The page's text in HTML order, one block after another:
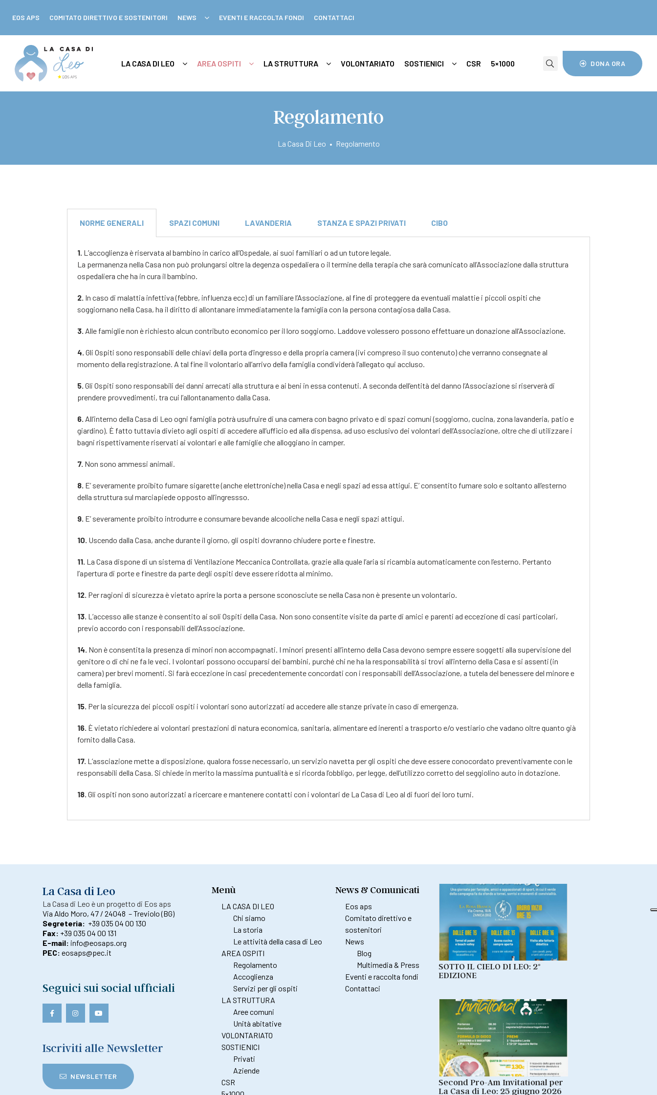
EOS APS COMITATO DIRETTIVO E SOSTENITORI NEWS EVENTI E RACCOLTA FONDI CONTATTACI
LA CASA DI LEO AREA OSPITI LA STRUTTURA VOLONTARIATO SOSTIENICI CSR 5×1000 DONA ORA
Regolamento
La Casa Di Leo • Regolamento
NORME GENERALI SPAZI COMUNI LAVANDERIA STANZA E SPAZI PRIVATI CIBO
1. L’accoglienza è riservata al bambino in carico all’Ospedale, ai suoi familiari o ad un tutore legale.
La permanenza nella Casa non può prolungarsi oltre la degenza ospedaliera o il termine della terapia che sarà comunicato all’Associazione dalla struttura
ospedaliera che ha in cura il bambino.
2. In caso di malattia infettiva (febbre, influenza ecc) di un familiare l’Associazione, al fine di proteggere da eventuali malattie i piccoli ospiti che
soggiornano nella Casa, ha il diritto di allontanare immediatamente la famiglia con la persona contagiosa dalla Casa.
3. Alle famiglie non è richiesto alcun contributo economico per il loro soggiorno. Laddove volessero possono effettuare un donazione all’Associazione.
4. Gli Ospiti sono responsabili delle chiavi della porta d’ingresso e della propria camera (ivi compreso il suo contenuto) che verranno consegnate al
momento della registrazione. A tal fine il volontario all’arrivo della famiglia condividerà l’allegato qui accluso.
5. Gli Ospiti sono responsabili dei danni arrecati alla struttura e ai beni in essa contenuti. A seconda dell’entità del danno l’Associazione si riserverà di
prendere provvedimenti, tra cui l’allontanamento dalla Casa.
6. All’interno della Casa di Leo ogni famiglia potrà usufruire di una camera con bagno privato e di spazi comuni (soggiorno, cucina, zona lavanderia, patio e
giardino). È fatto tuttavia divieto agli ospiti di accedere all’ufficio ed alla dispensa, ad uso esclusivo dei volontari dell’Associazione, oltre che di utilizzare i
bagni rispettivamente riservati ai volontari e alle famiglie che alloggiano in camper.
7. Non sono ammessi animali.
8. E’ severamente proibito fumare sigarette (anche elettroniche) nella Casa e negli spazi ad essa attigui. E’ consentito fumare solo e soltanto all’esterno
della struttura sul marciapiede opposto all’ingressso.
9. E’ severamente proibito introdurre e consumare bevande alcooliche nella Casa e negli spazi attigui.
10. Uscendo dalla Casa, anche durante il giorno, gli ospiti dovranno chiudere porte e finestre.
11. La Casa dispone di un sistema di Ventilazione Meccanica Controllata, grazie alla quale l’aria si ricambia automaticamente con l’esterno. Pertanto
l’apertura di porte e finestre da parte degli ospiti deve essere ridotta al minimo.
12. Per ragioni di sicurezza è vietato aprire la porta a persone sconosciute se nella Casa non è presente un volontario.
13. L’accesso alle stanze è consentito ai soli Ospiti della Casa. Non sono consentite visite da parte di amici e parenti ad eccezione di casi particolari,
previo accordo con i responsabili dell’Associazione.
14. Non è consentita la presenza di minori non accompagnati. I minori presenti all’interno della Casa devono sempre essere soggetti alla supervisione del
genitore o di chi ne fa le veci. I volontari possono occuparsi dei bambini, purché chi ne ha la responsabilità si trovi all’interno della Casa e si assenti (in
camera) per brevi momenti. Si farà eccezione in casi precedentemente concordati con i responsabili dell’Associazione, a tutela del benessere del minore e
della famiglia.
15. Per la sicurezza dei piccoli ospiti i volontari sono autorizzati ad accedere alle stanze private in caso di emergenza.
16. È vietato richiedere ai volontari prestazioni di natura economica, sanitaria, alimentare ed inerenti a trasporto e/o vestiario che vadano oltre quanto già
fornito dalla Casa.
17. L’assciazione mette a disposizione, qualora fosse necessario, un servizio navetta per gli ospiti che deve essere conocordato preventivamente con le
responsabili della Casa. Si chiede in merito la massima puntualità e si ricorda l’obbligo, per legge, dell’utilizzo corretto del seggiolino auto in dotazione.
18. Gli ospiti non sono autorizzati a ricercare e mantenere contatti con i volontari de La Casa di Leo al di fuori dei loro turni.
La Casa di Leo
La Casa di Leo è un progetto di Eos aps
Via Aldo Moro, 47 / 24048 – Treviolo (BG)
Segreteria: +39 035 04 00 130
Fax: +39 035 04 00 131
E-mail: info@eosaps.org
PEC: eosaps@pec.it
Seguici sui social ufficiali
Iscriviti alle Newsletter
NEWSLETTER
Menù
LA CASA DI LEO
Chi siamo
La storia
Le attività della casa di Leo
AREA OSPITI
Regolamento
Accoglienza
Servizi per gli ospiti
LA STRUTTURA
Aree comuni
Unità abitative
VOLONTARIATO
SOSTIENICI
Privati
Aziende
CSR
News & Comunicati
Eos aps
Comitato direttivo e
sostenitori
News
Blog
Multimedia & Press
Eventi e raccolta fondi
Contattaci
SOTTO IL CIELO DI LEO: 2°
EDIZIONE
Second Pro-Am Invitational per
La Casa di Leo: 25 giugno 2026